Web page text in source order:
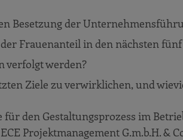
Besetzung der
Frauenanteil in den nächsten fünf
verfolgt werden?
Ziele zu verwirklichen, und
den Gestaltungsprozess im
Projektmanagement G.m.b.H. &